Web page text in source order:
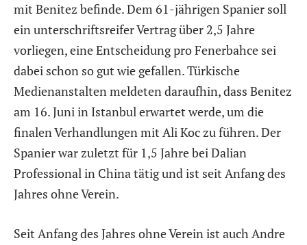
mit Benitez befinde. Dem 61-jährigen Spanier soll
ein unterschriftsreifer Vertrag über 2,5 Jahre
vorliegen, eine Entscheidung pro Fenerbahce sei
dabei schon so gut wie gefallen. Türkische
Medienanstalten meldeten daraufhin, dass Benitez
am 16. Juni in Istanbul erwartet werde, um die
finalen Verhandlungen mit Ali Koc zu führen. Der
Spanier war zuletzt für 1,5 Jahre bei Dalian
Professional in China tätig und ist seit Anfang des
Jahres ohne Verein.
Seit Anfang des Jahres ohne Verein ist auch Andre